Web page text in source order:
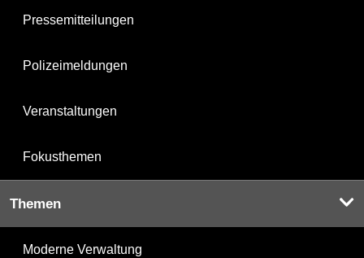
Pressemitteilungen
Polizeimeldungen
Veranstaltungen
Fokusthemen
Themen
Moderne Verwaltung